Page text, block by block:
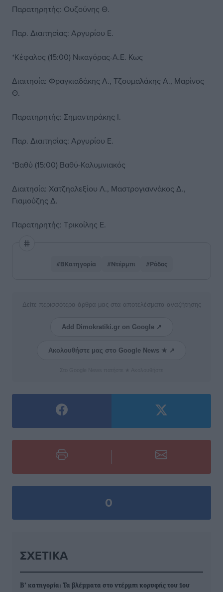
Παρατηρητής: Ουζούνης Θ.
Παρ. Διαιτησίας: Αργυρίου Ε.
*Κέφαλος (15:00) Νικαγόρας-Α.Ε. Κως
Διαιτησία: Φραγκιαδάκης Λ., Τζουμαλάκης Α., Μαρίνος
Θ.
Παρατηρητής: Σημαντηράκης Ι.
Παρ. Διαιτησίας: Αργυρίου Ε.
*Βαθύ (15:00) Βαθύ-Καλυμνιακός
Διαιτησία: Χατζηαλεξίου Λ., Μαστρογιαννάκος Δ.,
Γιαμούζης Δ.
Παρατηρητής: Τρικοίλης Ε.
#ΒΚατηγορία #Ντέρμπι #Ρόδος
Δείτε περισσότερα άρθρα μας στα αποτελέσματα αναζήτησης
Add Dimokratiki.gr on Google ↗
Ακολουθήστε μας στο Google News ★ ↗
0
ΣΧΕΤΙΚΆ
Β’ κατηγορία: Τα βλέμματα στο ντέρμπι κορυφής του 1ου